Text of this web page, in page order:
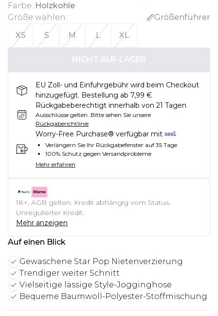
Farbe: Holzkohle
Größe wählen:
Größenführer
XS
S M L XL
NICHT AUF LAGER
EU Zoll- und Einfuhrgebühr wird beim Checkout
hinzugefügt. Bestellung ab 7,99 €
Rückgabeberechtigt innerhalb von 21 Tagen
Ausschlüsse gelten. Bitte sehen Sie unsere
Rückgaberichtlinie
Worry-Free Purchase® verfügbar mit
Verlängern Sie Ihr Rückgabefenster auf 35 Tage
100% Schutz gegen Versandprobleme
Mehr erfahren
18+, AGB gelten. Kredit abhängig vom Status.
Unregulierter Kredit.
Mehr anzeigen
Auf einen Blick
Gewaschene Star Pop Nietenverzierung
Trendiger weiter Schnitt
Vielseitige lässige Style-Jogginghose
Bequeme Baumwoll-Polyester-Stoffmischung